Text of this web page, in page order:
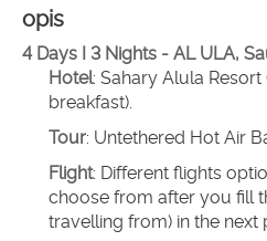
opis
4 Days I 3 Nights - AL ULA,
Hotel: Sahary Alula
breakfast).
Tour: Untethered Hot Air
Flight: Different flights
choose from after you fill
travelling from) in the next